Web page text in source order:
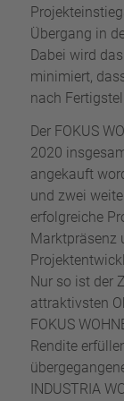
Übergang in
Dabei wird
minimiert,
nach
Der FOKUS
2020
angekauft
und zwei
erfolgreiche
Marktpräsenz
Nur so ist der
attraktivsten
FOKUS
Rendite
INDUSTRIA